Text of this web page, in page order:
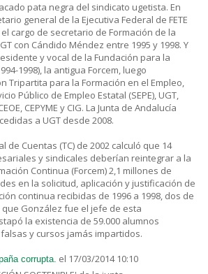
pata negra del sindicato ugetista. En
general de la Ejecutiva Federal de FETE
cargo de secretario de Formación de la
con Cándido Méndez entre 1995 y 1998. Y
y vocal de la Fundación para la
1998), la antigua Forcem, luego
Tripartita para la Formación en el Empleo,
Público de Empleo Estatal (SEPE), UGT,
CEPYME y CIG. La Junta de Andalucía
a UGT desde 2008.
de Cuentas (TC) de 2002 calculó que 14
y sindicales deberían reintegrar a la
Continua (Forcem) 2,1 millones de
en la solicitud, aplicación y justificación de
continua recibidas de 1996 a 1998, dos de
González fue el jefe de esta
la existencia de 59.000 alumnos
y cursos jamás impartidos.
corrupta. el 17/03/2014 10:10